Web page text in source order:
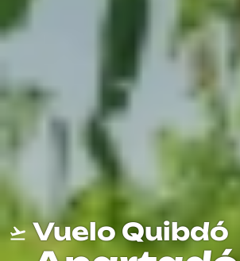
Vuelo Quibdó